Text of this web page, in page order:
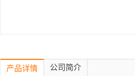
产品详情 公司简介